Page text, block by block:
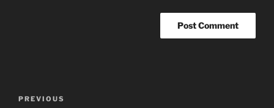
Previous
PREVIOUS